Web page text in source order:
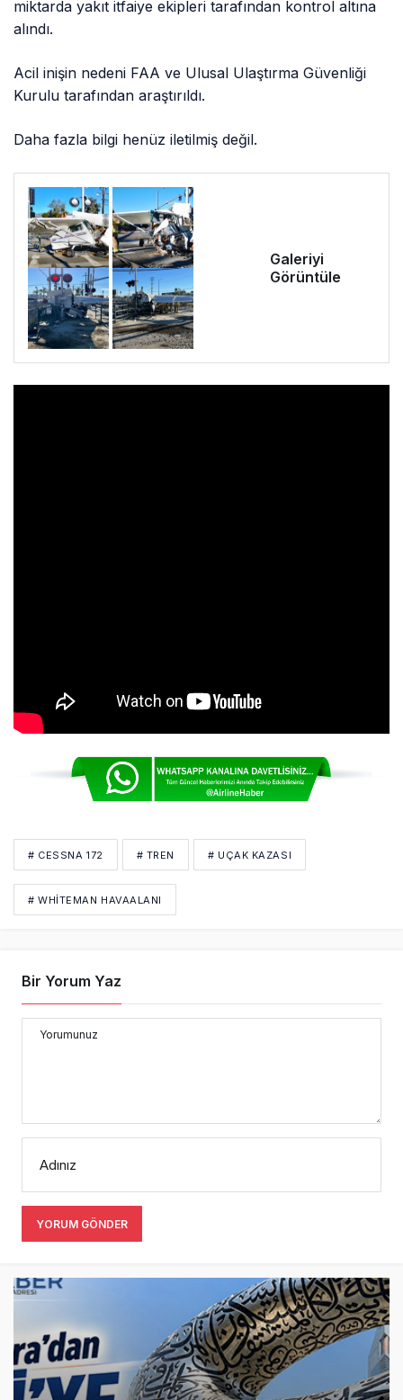
miktarda yakıt itfaiye ekipleri tarafından kontrol altına
alındı.
Acil inişin nedeni FAA ve Ulusal Ulaştırma Güvenliği
Kurulu tarafından araştırıldı.
Daha fazla bilgi henüz iletilmiş değil.
Galeriyi
Görüntüle
# CESSNA 172 # TREN # UÇAK KAZASI
# WHITEMAN HAVAALANI
Bir Yorum Yaz
Yorumunuz
Adınız
YORUM GÖNDER